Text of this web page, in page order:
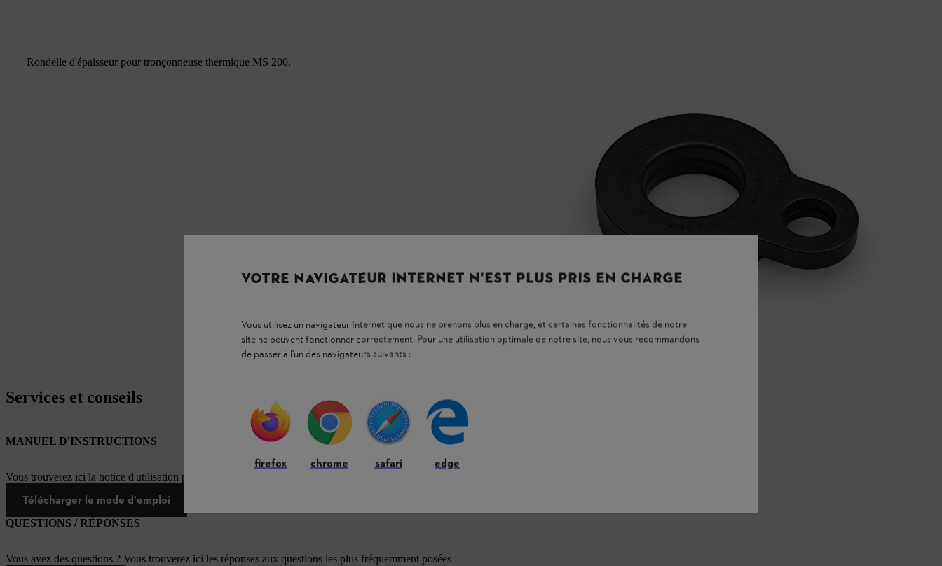
Rondelle d'épaisseur pour tronçonneuse thermique MS 200.
Services et conseils
MANUEL D'INSTRUCTIONS
Vous trouverez ici la notice d'utilisation pour ce produit STIHL
Télécharger le mode d'emploi
QUESTIONS / RÉPONSES
Vous avez des questions ? Vous trouverez ici les réponses aux questions les plus fréquemment posées
VOTRE NAVIGATEUR INTERNET N'EST PLUS PRIS EN CHARGE
Vous utilisez un navigateur Internet que nous ne prenons plus en charge, et certaines fonctionnalités de notre
site ne peuvent fonctionner correctement. Pour une utilisation optimale de notre site, nous vous recommandons
de passer à l'un des navigateurs suivants :
firefox chrome safari edge